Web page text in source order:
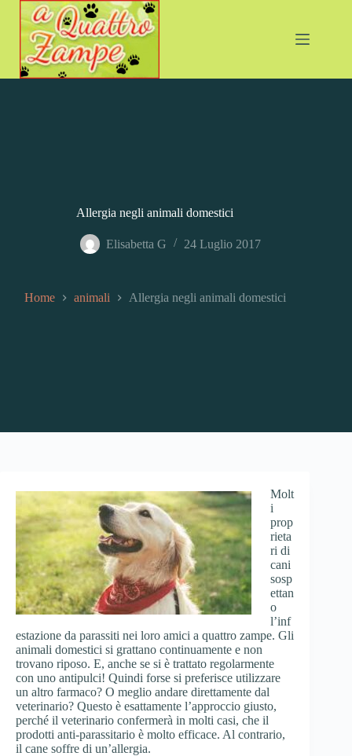
Salta
contenuto
Allergia negli animali domestici
Elisabetta G 24 Luglio 2017
Home animali Allergia negli animali domestici
Molt
i
prop
rieta
ri di
cani
sosp
ettan
o
l’inf
estazione da parassiti nei loro amici a quattro zampe. Gli
animali domestici si grattano continuamente e non
trovano riposo. E, anche se si è trattato regolarmente
con uno antipulci! Quindi forse si preferisce utilizzare
un altro farmaco? O meglio andare direttamente dal
veterinario? Questo è esattamente l’approccio giusto,
perché il veterinario confermerà in molti casi, che il
prodotti anti-parassitario è molto efficace. Al contrario,
il cane soffre di un’allergia.